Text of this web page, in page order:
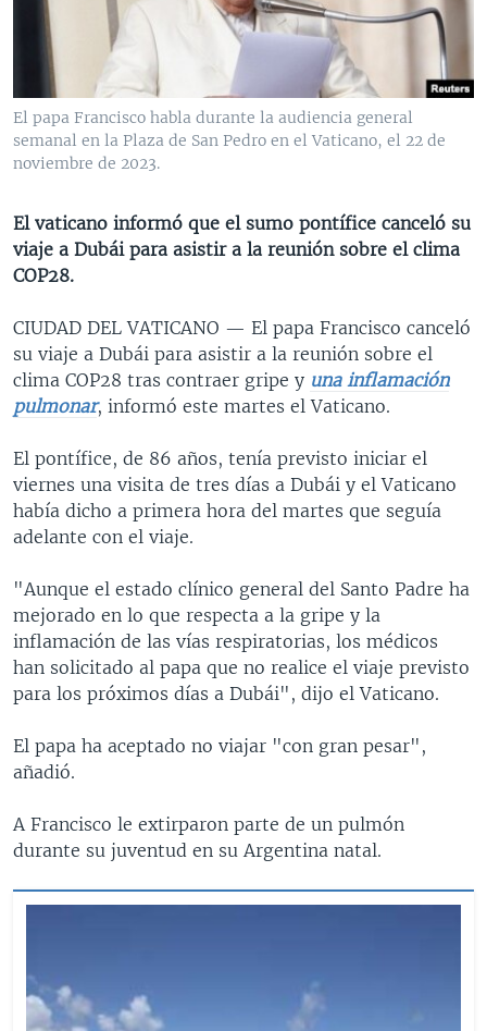
VENEZUELA
BRASIL
NICARAGUA
ECONOMÍA
ENTRETENIMIENTO Y CULTURA
TECNOLOGÍA
DEPORTES
CIENCIA Y SALUD
MULTIMEDIA
VIDEOS
FOTOGRAFÍA
AUDIOS
PROGRAMAS TV
EL MUNDO AL DÍA
FORO INTERAMERICANO
LAS CLAVES
PANORAMA
RADIO
AVANCE INFORMATIVO
AUDIONOTICIAS
BUENOS DÍAS AMÉRICA
ESTADOS UNIDOS AL DÍA
FORO [RADIO]
DEPORTIVO INTERNACIONAL
NOTA ECONÓMICA
ENTRETENIMIENTO
DIRECT
DOCUMENTALES DE LA VOA
Learning English
Idiomas
El papa Francisco habla durante la audiencia general
semanal en la Plaza de San Pedro en el Vaticano, el 22 de
noviembre de 2023.
El vaticano informó que el sumo pontífice canceló su
viaje a Dubái para asistir a la reunión sobre el clima
COP28.
CIUDAD DEL VATICANO — El papa Francisco canceló
su viaje a Dubái para asistir a la reunión sobre el
clima COP28 tras contraer gripe y una inflamación
pulmonar, informó este martes el Vaticano.
El pontífice, de 86 años, tenía previsto iniciar el
viernes una visita de tres días a Dubái y el Vaticano
había dicho a primera hora del martes que seguía
adelante con el viaje.
"Aunque el estado clínico general del Santo Padre ha
mejorado en lo que respecta a la gripe y la
inflamación de las vías respiratorias, los médicos
han solicitado al papa que no realice el viaje previsto
para los próximos días a Dubái", dijo el Vaticano.
El papa ha aceptado no viajar "con gran pesar",
añadió.
A Francisco le extirparon parte de un pulmón
durante su juventud en su Argentina natal.